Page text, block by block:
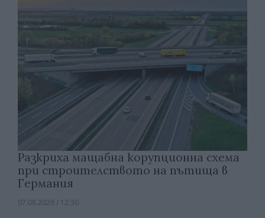
Разкриха мащабна корупционна схема
при строителството на пътища в
Германия
07.08.2026 / 12:30